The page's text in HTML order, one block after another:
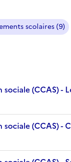
scolaires (9)
(CCAS) -
(CCAS) -